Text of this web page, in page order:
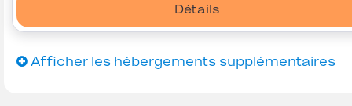
Détails
Afficher les hébergements supplémentaires